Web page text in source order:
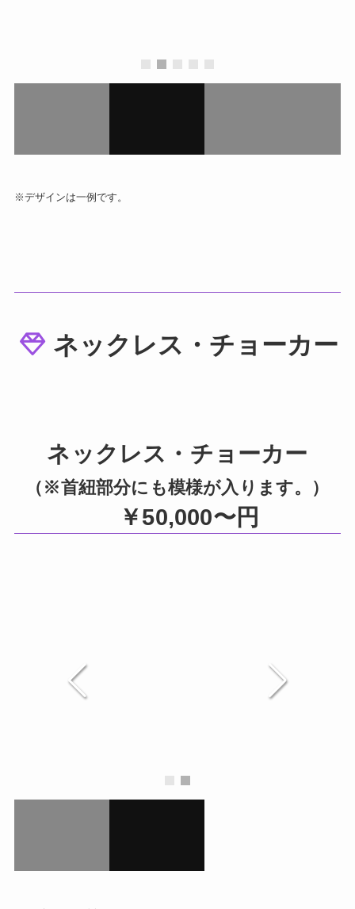
※デザインは一例です。
ネックレス・チョーカー
ネックレス・チョーカー
（※首紐部分にも模様が入ります。）
￥50,000〜円